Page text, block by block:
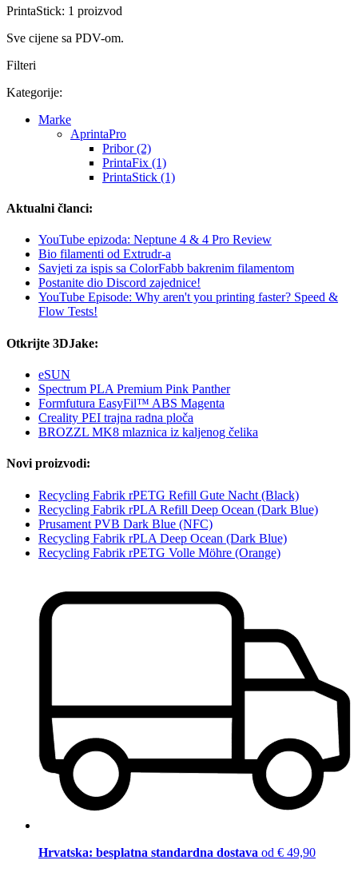
PrintaStick: 1 proizvod
Sve cijene sa PDV-om.
Filteri
Kategorije:
Marke
AprintaPro
Pribor (2)
PrintaFix (1)
PrintaStick (1)
Aktualni članci:
YouTube epizoda: Neptune 4 & 4 Pro Review
Bio filamenti od Extrudr-a
Savjeti za ispis sa ColorFabb bakrenim filamentom
Postanite dio Discord zajednice!
YouTube Episode: Why aren't you printing faster? Speed &
Flow Tests!
Otkrijte 3DJake:
eSUN
Spectrum PLA Premium Pink Panther
Formfutura EasyFil™ ABS Magenta
Creality PEI trajna radna ploča
BROZZL MK8 mlaznica iz kaljenog čelika
Novi proizvodi:
Recycling Fabrik rPETG Refill Gute Nacht (Black)
Recycling Fabrik rPLA Refill Deep Ocean (Dark Blue)
Prusament PVB Dark Blue (NFC)
Recycling Fabrik rPLA Deep Ocean (Dark Blue)
Recycling Fabrik rPETG Volle Möhre (Orange)
Hrvatska: besplatna standardna dostava od € 49,90